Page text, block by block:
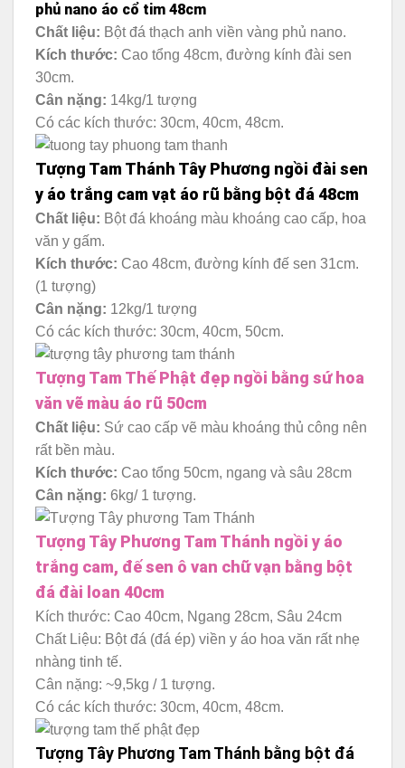
phủ nano áo cổ tim 48cm
Chất liệu: Bột đá thạch anh viền vàng phủ nano.
Kích thước: Cao tổng 48cm, đường kính đài sen
30cm.
Cân nặng: 14kg/1 tượng
Có các kích thước: 30cm, 40cm, 48cm.
Tượng Tam Thánh Tây Phương ngồi đài sen
y áo trắng cam vạt áo rũ bằng bột đá 48cm
Chất liệu: Bột đá khoáng màu khoáng cao cấp, hoa
văn y gấm.
Kích thước: Cao 48cm, đường kính đế sen 31cm.
(1 tượng)
Cân nặng: 12kg/1 tượng
Có các kích thước: 30cm, 40cm, 50cm.
Tượng Tam Thế Phật đẹp ngồi bằng sứ hoa
văn vẽ màu áo rũ 50cm
Chất liệu: Sứ cao cấp vẽ màu khoáng thủ công nên
rất bền màu.
Kích thước: Cao tổng 50cm, ngang và sâu 28cm
Cân nặng: 6kg/ 1 tượng.
Tượng Tây Phương Tam Thánh ngồi y áo
trắng cam, đế sen ô van chữ vạn bằng bột
đá đài loan 40cm
Kích thước: Cao 40cm, Ngang 28cm, Sâu 24cm
Chất Liệu: Bột đá (đá ép) viền y áo hoa văn rất nhẹ
nhàng tinh tế.
Cân nặng: ~9,5kg / 1 tượng.
Có các kích thước: 30cm, 40cm, 48cm.
Tượng Tây Phương Tam Thánh bằng bột đá